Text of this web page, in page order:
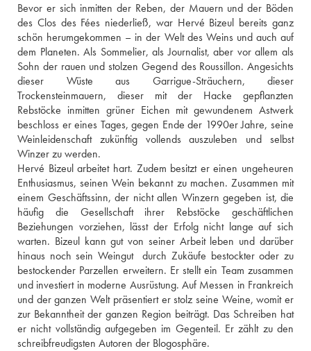
Bevor er sich inmitten der Reben, der Mauern und der Böden
des Clos des Fées niederließ, war Hervé Bizeul bereits ganz
schön herumgekommen – in der Welt des Weins und auch auf
dem Planeten. Als Sommelier, als Journalist, aber vor allem als
Sohn der rauen und stolzen Gegend des Roussillon. Angesichts
dieser Wüste aus Garrigue-Sträuchern, dieser
Trockensteinmauern, dieser mit der Hacke gepflanzten
Rebstöcke inmitten grüner Eichen mit gewundenem Astwerk
beschloss er eines Tages, gegen Ende der 1990er Jahre, seine
Weinleidenschaft zukünftig vollends auszuleben und selbst
Winzer zu werden.
Hervé Bizeul arbeitet hart. Zudem besitzt er einen ungeheuren
Enthusiasmus, seinen Wein bekannt zu machen. Zusammen mit
einem Geschäftssinn, der nicht allen Winzern gegeben ist, die
häufig die Gesellschaft ihrer Rebstöcke geschäftlichen
Beziehungen vorziehen, lässt der Erfolg nicht lange auf sich
warten. Bizeul kann gut von seiner Arbeit leben und darüber
hinaus noch sein Weingut  durch Zukäufe bestockter oder zu
bestockender Parzellen erweitern. Er stellt ein Team zusammen
und investiert in moderne Ausrüstung. Auf Messen in Frankreich
und der ganzen Welt präsentiert er stolz seine Weine, womit er
zur Bekanntheit der ganzen Region beiträgt. Das Schreiben hat
er nicht vollständig aufgegeben im Gegenteil. Er zählt zu den
schreibfreudigsten Autoren der Blogosphäre.